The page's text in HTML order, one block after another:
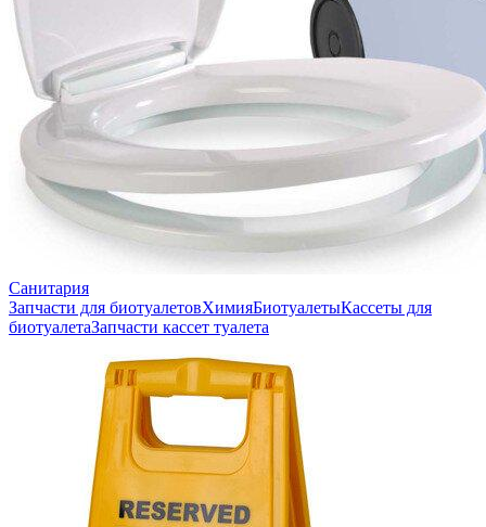
Санитария
Запчасти для биотуалетовХимияБиотуалетыКассеты для
биотуалетаЗапчасти кассет туалета